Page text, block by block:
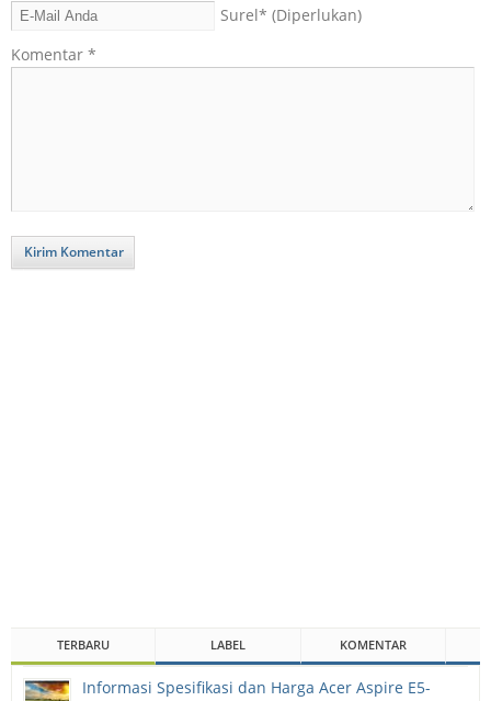
Surel* (Diperlukan)
Komentar *
Kirim Komentar
TERBARU LABEL KOMENTAR
Informasi Spesifikasi dan Harga Acer Aspire E5-